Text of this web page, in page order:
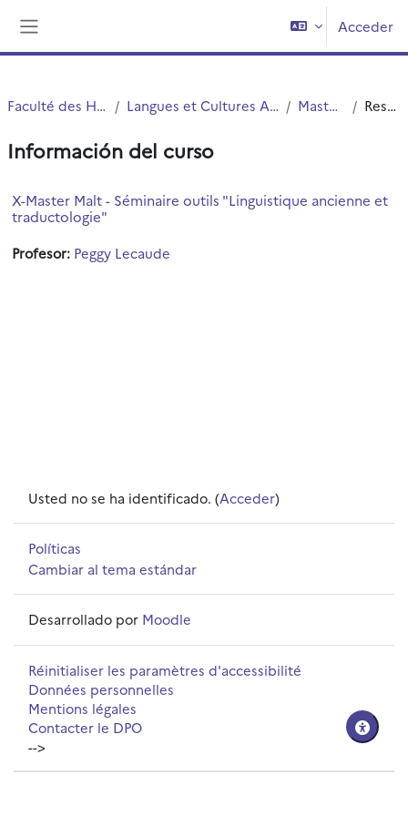
Acceder
Faculté des Humanités Langues et Cultures Antiques (LCA) Master LCA Resumen
Información del curso
X-Master Malt - Séminaire outils "Linguistique ancienne et
traductologie"
Profesor: Peggy Lecaude
Usted no se ha identificado. (Acceder)
Políticas
Cambiar al tema estándar
Desarrollado por Moodle
Réinitialiser les paramètres d'accessibilité
Données personnelles
Mentions légales
Contacter le DPO
-->